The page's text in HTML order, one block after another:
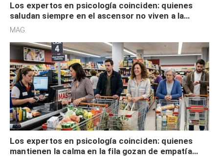
Los expertos en psicología coinciden: quienes
saludan siempre en el ascensor no viven a la
defensiva y tienen apertura social
MAG.
Los expertos en psicología coinciden: quienes
mantienen la calma en la fila gozan de empatía